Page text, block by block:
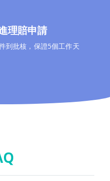
理賠申請
到批核，保證5個工作天